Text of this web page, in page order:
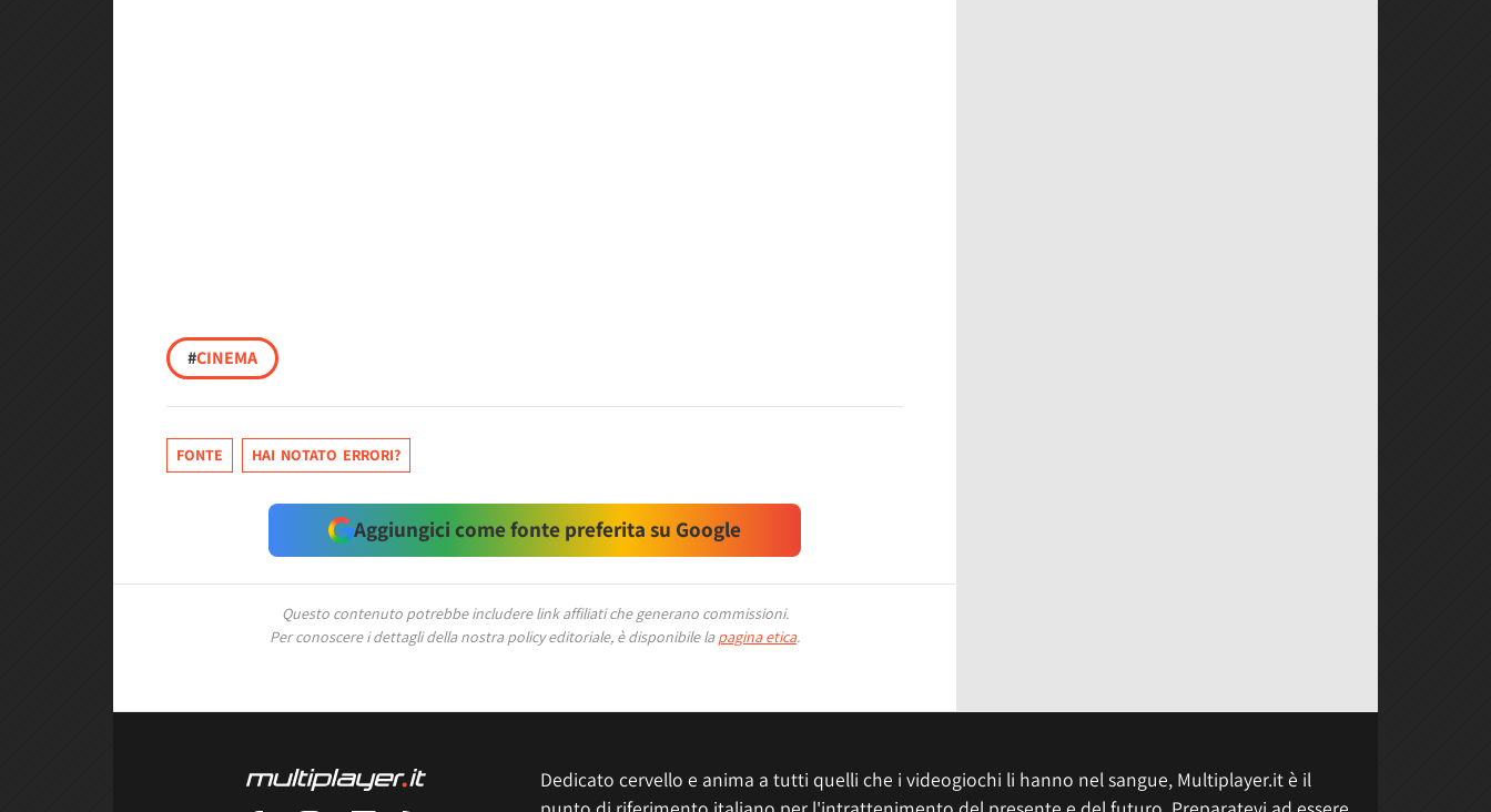
#CINEMA
FONTE HAI NOTATO ERRORI?
Aggiungici come fonte preferita su Google
Questo contenuto potrebbe includere link affiliati che generano commissioni.
Per conoscere i dettagli della nostra policy editoriale, è disponibile la pagina etica.
Dedicato cervello e anima a tutti quelli che i videogiochi li hanno nel sangue, Multiplayer.it è il